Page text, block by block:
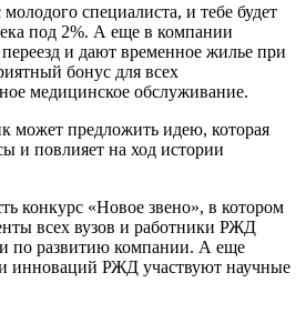
специалиста, и тебе будет
под 2%. А еще в компании
и дают временное жилье при
бонус для всех
медицинское обслуживание.
предложить идею, которая
и повлияет на ход истории
конкурс «Новое звено», в котором
всех вузов и работники РЖД
по развитию компании. А еще
инноваций РЖД участвуют научные